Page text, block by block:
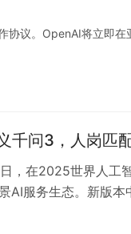
议。OpenAI将立即
千问3，人岗匹
，在2025世界人工
AI服务生态。新版